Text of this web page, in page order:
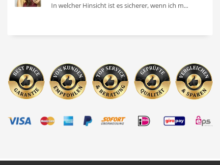
In welcher Hinsicht ist es sicherer, wenn ich m...